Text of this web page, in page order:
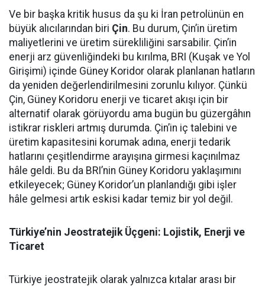
Ve bir başka kritik husus da şu ki İran petrolünün en
büyük alıcılarından biri Çin. Bu durum, Çin’in üretim
maliyetlerini ve üretim sürekliliğini sarsabilir. Çin’in
enerji arz güvenliğindeki bu kırılma, BRI (Kuşak ve Yol
Girişimi) içinde Güney Koridor olarak planlanan hatların
da yeniden değerlendirilmesini zorunlu kılıyor. Çünkü
Çin, Güney Koridoru enerji ve ticaret akışı için bir
alternatif olarak görüyordu ama bugün bu güzergâhın
istikrar riskleri artmış durumda. Çin’in iç talebini ve
üretim kapasitesini korumak adına, enerji tedarik
hatlarını çeşitlendirme arayışına girmesi kaçınılmaz
hâle geldi. Bu da BRI’nin Güney Koridoru yaklaşımını
etkileyecek; Güney Koridor’un planlandığı gibi işler
hâle gelmesi artık eskisi kadar temiz bir yol değil.
Türkiye’nin Jeostratejik Üçgeni: Lojistik, Enerji ve
Ticaret
Türkiye jeostratejik olarak yalnızca kıtalar arası bir